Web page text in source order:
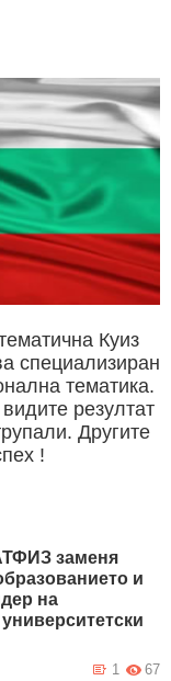
Куиз
специализиран
тематика.
резултат
Другите
!
заменя
и
на
67
1